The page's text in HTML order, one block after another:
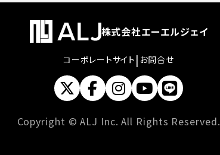
株式会社エーエルジェイ
コーポレートサイト | お問合せ
Copyright © ALJ Inc. All Rights Reserved.